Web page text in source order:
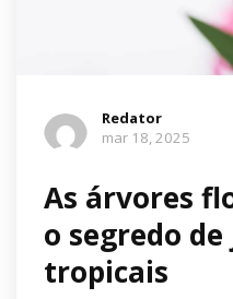
Redator
mar 18, 2025
As árvores
o segredo
tropicais